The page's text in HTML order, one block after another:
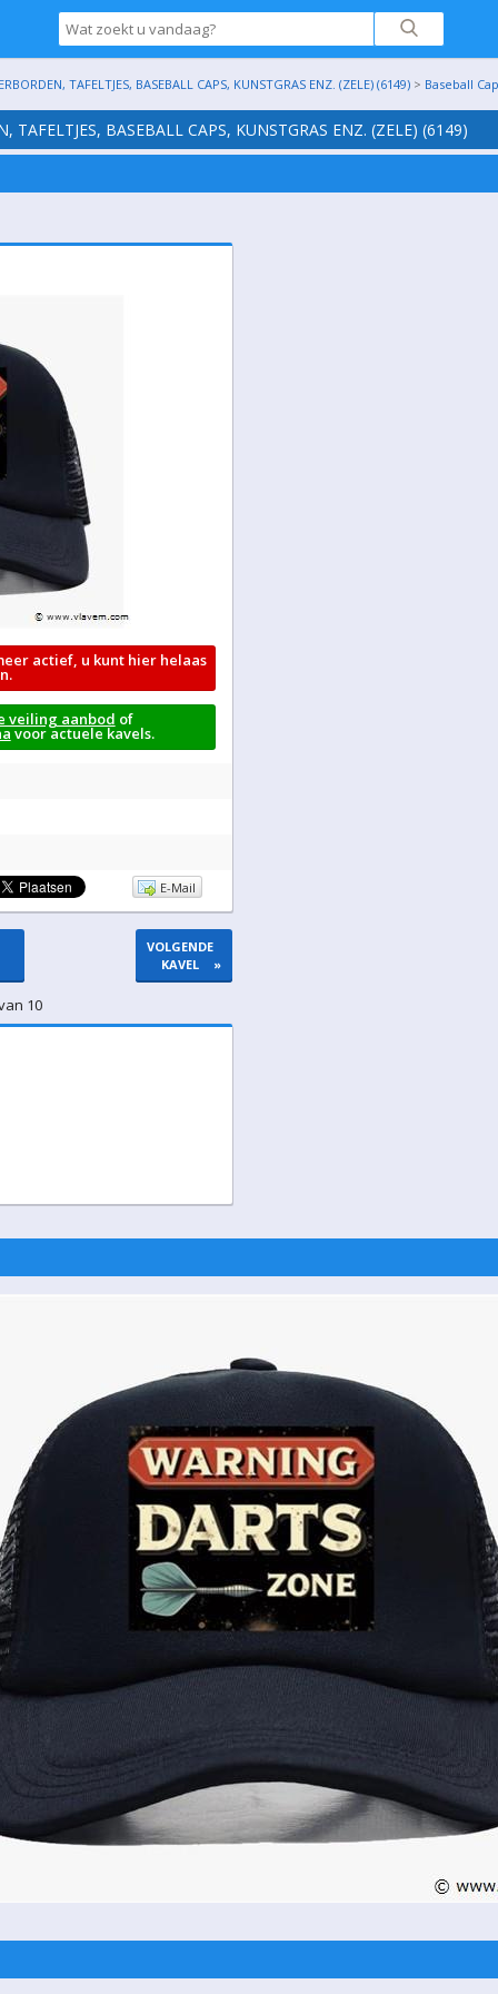
TAFELTJES, BASEBALL CAPS, KUNSTGRAS ENZ. (ZELE) (6149) > Baseball Cap
TAFELTJES, BASEBALL CAPS, KUNSTGRAS ENZ. (ZELE) (6149)
actief, u kunt hier helaas
veiling aanbod of
voor actuele kavels.
E-Mail
VOLGENDE
KAVEL
»
10